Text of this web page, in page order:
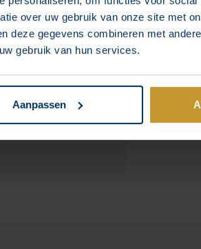
over uw gebruik van onze site met
deze gegevens combineren met
gebruik van hun services.
Aanpassen
nieuws rondom een
je alle posts over dit
twijfel je over de
mee!